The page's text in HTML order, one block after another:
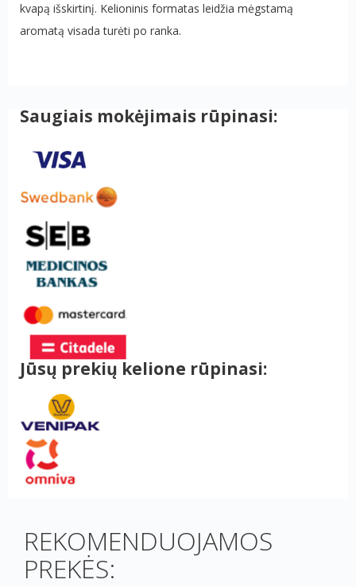
kvapą išskirtinį. Kelioninis formatas leidžia mėgstamą
aromatą visada turėti po ranka.
Saugiais mokėjimais rūpinasi:
Jūsų prekių kelione rūpinasi:
REKOMENDUOJAMOS
PREKĖS: